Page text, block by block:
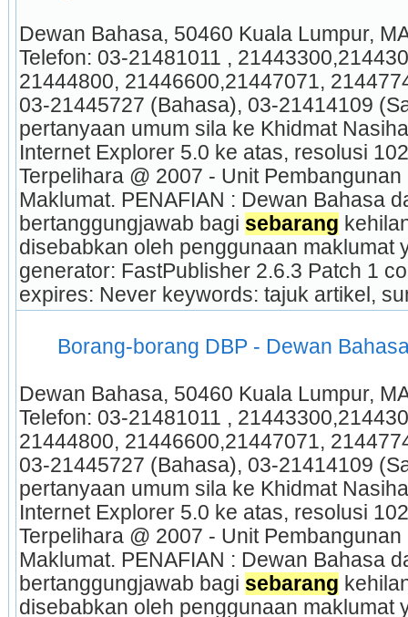
Dewan Bahasa, 50460 Kuala Lumpur,
Telefon: 03-21481011 ,
21444800, 21446600,21447071,
03-21445727 (Bahasa), 03-21414109
pertanyaan umum sila ke Khidmat
Internet Explorer 5.0 ke atas, resolusi
Terpelihara @ 2007 - Unit
Maklumat. PENAFIAN : Dewan Bahasa
bertanggungjawab bagi sebarang
disebabkan oleh penggunaan maklumat
generator: FastPublisher 2.6.3 Patch 1
expires: Never keywords: tajuk artikel,
Borang-borang DBP - Dewan
Dewan Bahasa, 50460 Kuala Lumpur,
Telefon: 03-21481011 ,
21444800, 21446600,21447071,
03-21445727 (Bahasa), 03-21414109
pertanyaan umum sila ke Khidmat
Internet Explorer 5.0 ke atas, resolusi
Terpelihara @ 2007 - Unit
Maklumat. PENAFIAN : Dewan Bahasa
bertanggungjawab bagi sebarang
disebabkan oleh penggunaan maklumat